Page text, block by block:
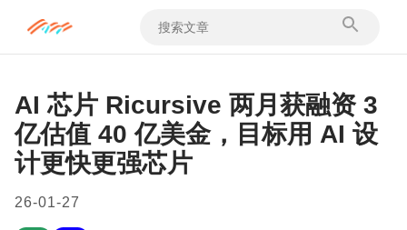
AI 芯片 Ricursive 两月获融资 3
亿估值 40 亿美金，目标用 AI 设
计更快更强芯片
26-01-27